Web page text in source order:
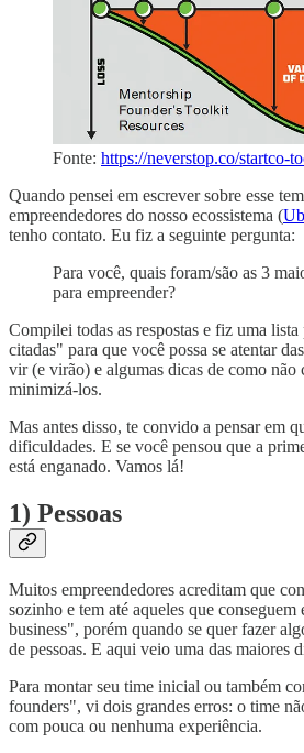
Fonte: https://neverstop.co/startco-
Quando pensei em escrever sobre esse
empreendedores do nosso ecossistema (
tenho contato. Eu fiz a seguinte pergunta:
Para você, quais foram/são as 3
para empreender?
Compilei todas as respostas e fiz uma
citadas" para que você possa se atentar
vir (e virão) e algumas dicas de como não
minimizá-los.
Mas antes disso, te convido a pensar em
dificuldades. E se você pensou que a
está enganado. Vamos lá!
1) Pessoas
Muitos empreendedores acreditam que
sozinho e tem até aqueles que
business", porém quando se quer fazer
de pessoas. E aqui veio uma das maiores
Para montar seu time inicial ou também
founders", vi dois grandes erros: o time
com pouca ou nenhuma experiência.